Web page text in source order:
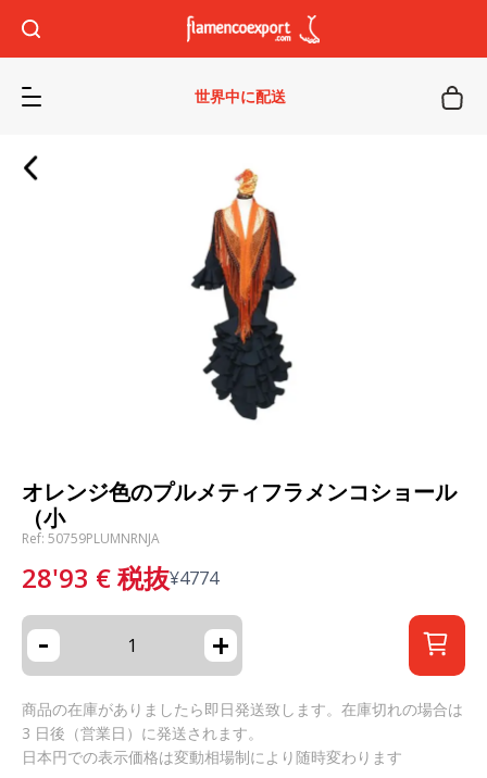
世界中に配送
オレンジ色のプルメティフラメンコショール
（小
Ref: 50759PLUMNRNJA
28'93 €税抜¥4774
- +
商品の在庫がありましたら即日発送致します。在庫切れの場合は
3 日後（営業日）に発送されます。
日本円での表示価格は変動相場制により随時変わります